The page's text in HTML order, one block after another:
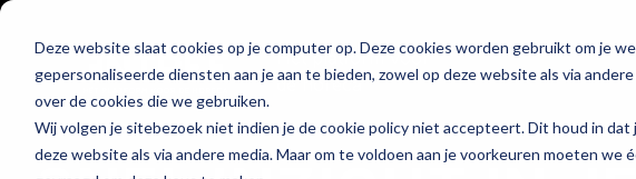
Deze website slaat cookies op je computer op. Deze cookies worden gebruikt om je
gepersonaliseerde diensten aan je aan te bieden, zowel op deze website als via
over de cookies die we gebruiken.
Wij volgen je sitebezoek niet indien je de cookie policy niet accepteert. Dit houd in
deze website als via andere media. Maar om te voldoen aan je voorkeuren moeten
Hét platform voor
de horeca